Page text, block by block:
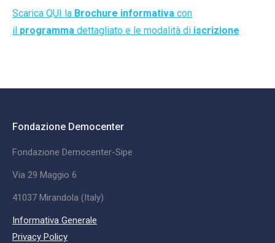
Scarica QUI la Brochure informativa con
il programma dettagliato e le modalità di iscrizione
Fondazione Democenter
Fondazione Democenter-Sipe
Via 29 Maggio 6
41037 Mirandola (Italy)
Informativa Generale
Privacy Policy